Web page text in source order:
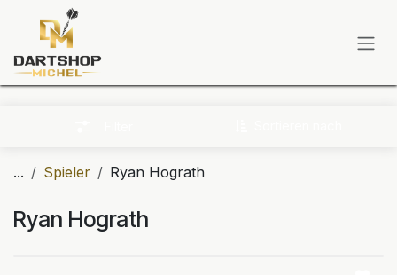
Zum Inhalt springen
... Spieler Ryan Hograth
Ryan Hograth